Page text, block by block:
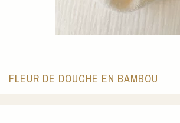
FLEUR DE DOUCHE EN BAMBOU